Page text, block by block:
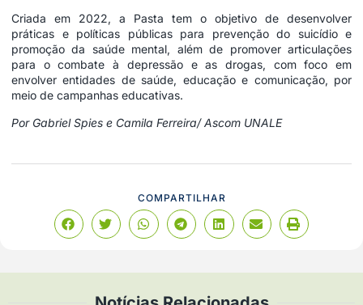
Criada em 2022, a Pasta tem o objetivo de desenvolver
práticas e políticas públicas para prevenção do suicídio e
promoção da saúde mental, além de promover articulações
para o combate à depressão e as drogas, com foco em
envolver entidades de saúde, educação e comunicação, por
meio de campanhas educativas.
Por Gabriel Spies e Camila Ferreira/ Ascom UNALE
COMPARTILHAR